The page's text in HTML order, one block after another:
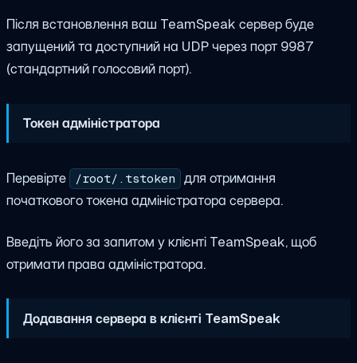
Після встановлення ваш TeamSpeak сервер буде
запущений та доступний на UDP через порт 9987
(стандартний голосовий порт).
Токен адміністратора
Перевірте /root/.tstoken для отримання
початкового токена адміністратора сервера.
Введіть його за запитом у клієнті TeamSpeak, щоб
отримати права адміністратора.
Додавання сервера в клієнті TeamSpeak